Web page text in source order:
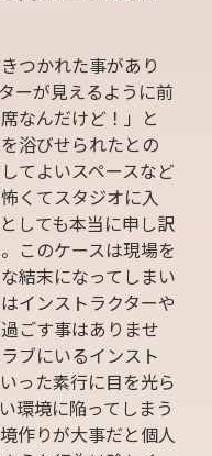
つかれた事があり
ーが見えるように前
なんだけど！」と
浴びせられたとの
てよいスペースなど
くてスタジオに入
しても本当に申し訳
このケースは現場を
結末になってしまい
インストラクターや
ごす事はありませ
ブにいるインスト
った素行に目を光ら
環境に陥ってしまう
作りが大事だと個人